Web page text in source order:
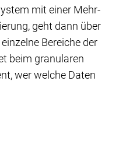
mit einer Mehr-
geht dann über
Bereiche der
beim granularen
wer welche Daten